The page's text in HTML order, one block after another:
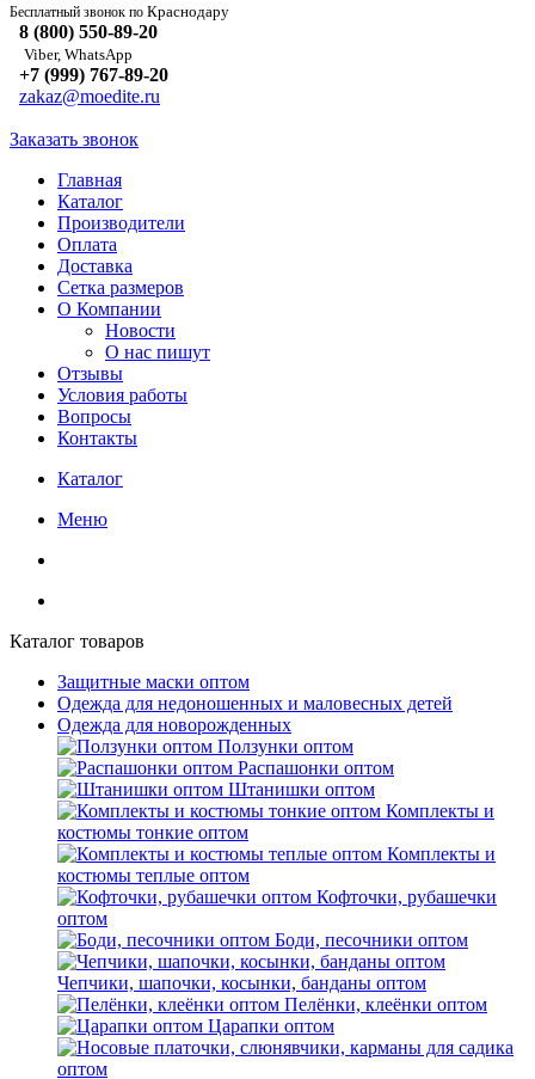
Бесплатный звонок по Краснодару
8 (800) 550-89-20
Viber, WhatsApp
+7 (999) 767-89-20
zakaz@moedite.ru
Заказать звонок
Главная
Каталог
Производители
Оплата
Доставка
Сетка размеров
О Компании
Новости
О нас пишут
Отзывы
Условия работы
Вопросы
Контакты
Каталог
Меню
Каталог товаров
Защитные маски оптом
Одежда для недоношенных и маловесных детей
Одежда для новорожденных
Ползунки оптом
Распашонки оптом
Штанишки оптом
Комплекты и
костюмы тонкие оптом
Комплекты и
костюмы теплые оптом
Кофточки, рубашечки
оптом
Боди, песочники оптом
Чепчики, шапочки, косынки, банданы оптом
Пелёнки, клеёнки оптом
Царапки оптом